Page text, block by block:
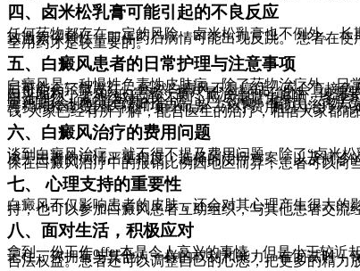
四、卤米松乳膏可能引起的不良反应
任何药物都存在一定的风险，卤米松乳膏也不例外。
致激素依赖性，即停药后病情可能出现反跳。 患者在
全用药才是较重要的。
五、白癜风患者的日常护理与注意事项
白癜风是一种慢性色素性皮肤病，除了药物治疗外，
后可能会轻微发红。 虽然白癜风不是癌症，不会直接
白斑面积小于50%的患者，有尽量治疗的可能性，但需
阳光强烈，紫外线对白斑不利，应尽量避免暴晒。冬
量)可能会抑制黑色素的合成。以上饮食、偏方、药物
号费和检查费因医院和项目而异，治疗费用也因治疗
钱”大家已经有所了解，配合医生的治疗，相信大家都
六、白癜风治疗的费用问题
谈到白癜风治疗，就不得不提及费用问题。除了“卤米
决于患者的病情严重程度、选择的治疗方案、以及就
保在白癜风治疗中的报销比例因地区而异，患者可以
七、 心理支持的重要性
白癜风不仅影响患者的皮肤，还会对其心理产生很大
持，也可以参加白癜风患者互助组织，与其他患者交
八、面对生活，积极应对
拿到一份工作offer本是令人高兴的事情，但是小王较近
记住，你拥有与其他人一样的权利和能力。在面试时
合法权益。患者还可以调整自己的心态，把更多的精